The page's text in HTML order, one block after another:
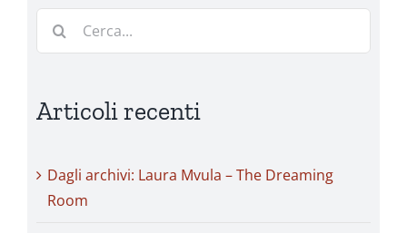
Cerca
Articoli recenti
Dagli archivi: Laura Mvula – The Dreaming
Room